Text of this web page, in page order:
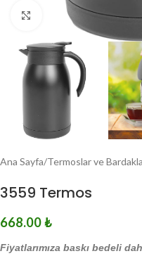
Click to enlarge
Ana Sayfa Termoslar ve
3559 Termos
668.00₺
Fiyatlarımıza baskı bedeli